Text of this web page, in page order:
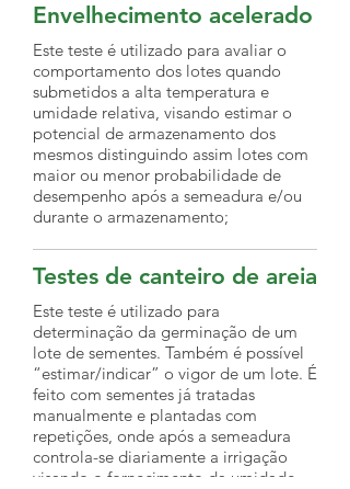
Envelhecimento acelerado
Este teste é utilizado para avaliar o
comportamento dos lotes quando
submetidos a alta temperatura e
umidade relativa, visando estimar o
potencial de armazenamento dos
mesmos distinguindo assim lotes com
maior ou menor probabilidade de
desempenho após a semeadura e/ou
durante o armazenamento;
Testes de canteiro de areia
Este teste é utilizado para
determinação da germinação de um
lote de sementes. Também é possível
“estimar/indicar” o vigor de um lote. É
feito com sementes já tratadas
manualmente e plantadas com
repetições, onde após a semeadura
controla-se diariamente a irrigação
visando o fornecimento da umidade